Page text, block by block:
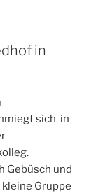
in
sich in
Gebüsch und
Gruppe